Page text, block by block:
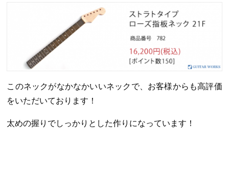
このネックがなかなかいいネックで、お客様からも高評価
をいただいております！
太めの握りでしっかりとした作りになっています！